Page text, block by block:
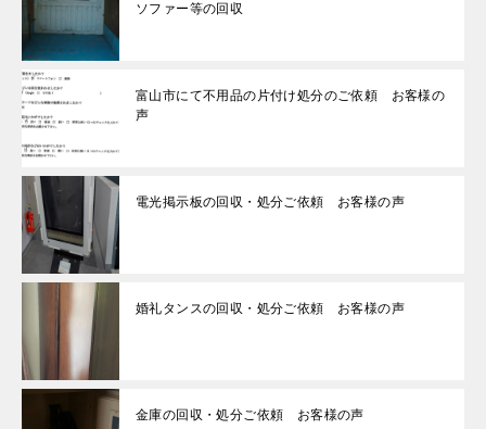
ソファー等の回収
富山市にて不用品の片付け処分のご依頼 お客様の
声
電光掲示板の回収・処分ご依頼 お客様の声
婚礼タンスの回収・処分ご依頼 お客様の声
金庫の回収・処分ご依頼 お客様の声